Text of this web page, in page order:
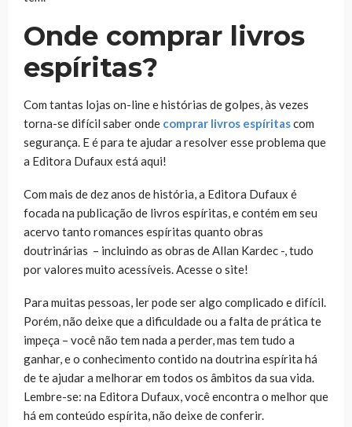
Onde comprar livros
espíritas?
Com tantas lojas on-line e histórias de golpes, às vezes
torna-se difícil saber onde comprar livros espíritascom
segurança. E é para te ajudar a resolver esse problema que
a Editora Dufaux está aqui!
Com mais de dez anos de história, a Editora Dufaux é
focada na publicação de livros espíritas, e contém em seu
acervo tanto romances espíritas quanto obras
doutrinárias – incluindo as obras de Allan Kardec -, tudo
por valores muito acessíveis. Acesse o site!
Para muitas pessoas, ler pode ser algo complicado e difícil.
Porém, não deixe que a dificuldade ou a falta de prática te
impeça – você não tem nada a perder, mas tem tudo a
ganhar, e o conhecimento contido na doutrina espírita há
de te ajudar a melhorar em todos os âmbitos da sua vida.
Lembre-se: na Editora Dufaux, você encontra o melhor que
há em conteúdo espírita, não deixe de conferir.